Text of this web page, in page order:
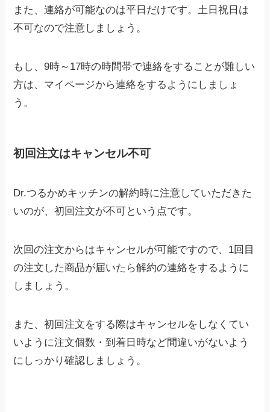
また、連絡が可能なのは平日だけです。土日祝日は
不可なので注意しましょう。
もし、9時～17時の時間帯で連絡をすることが難しい
方は、マイページから連絡をするようにしましょ
う。
初回注文はキャンセル不可
Dr.つるかめキッチンの解約時に注意していただきた
いのが、初回注文が不可という点です。
次回の注文からはキャンセルが可能ですので、1回目
の注文した商品が届いたら解約の連絡をするように
しましょう。
また、初回注文をする際はキャンセルをしなくてい
いように注文個数・到着日時など間違いがないよう
にしっかり確認しましょう。